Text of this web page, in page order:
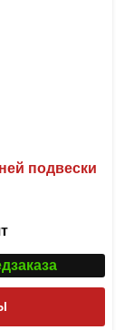
подвески
товар